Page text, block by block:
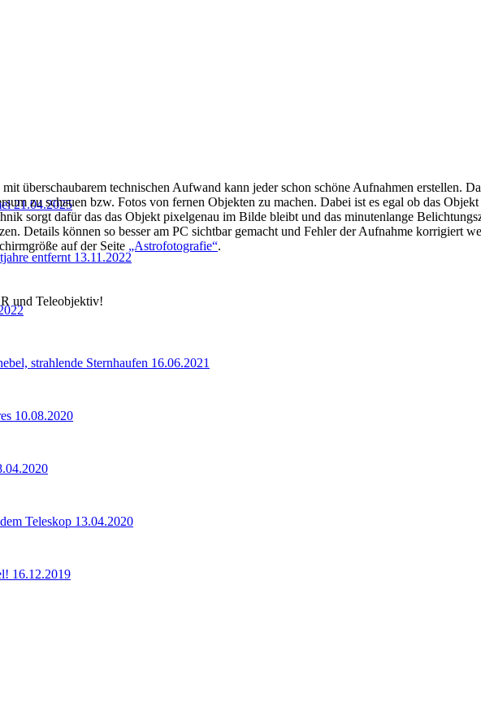
21.04.2025
entfernt 13.11.2022
strahlende Sternhaufen 16.06.2021
10.08.2020
Teleskop 13.04.2020
16.12.2019
überschaubarem technischen Aufwand kann jeder schon schöne Aufnahmen erstellen.
zu schauen bzw. Fotos von fernen Objekten zu machen. Dabei ist es egal ob das
sorgt dafür das das Objekt pixelgenau im Bilde bleibt und das minutenlange
Details können so besser am PC sichtbar gemacht und Fehler der Aufnahme korrigiert
auf der Seite „Astrofotografie“.
und Teleobjektiv!